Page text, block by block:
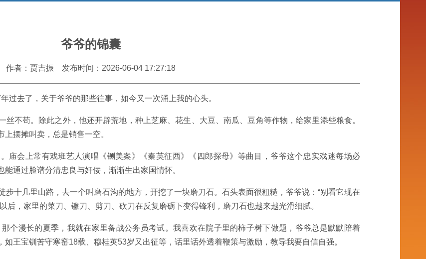
爷爷的锦囊
作者：贾吉振 发布时间：2026-06-04 17:27:18
过去了，关于爷爷的那些往事，如今又一次涌上我的心头。
不苟。除此之外，他还开辟荒地，种上芝麻、花生、大豆、南瓜、豆角等作物，给家里添些粮食。
摆摊叫卖，总是销售一空。
庙会上常有戏班艺人演唱《铡美案》《秦英征西》《四郎探母》等曲目，爷爷这个忠实戏迷每场必
通过脸谱分清忠良与奸佞，渐渐生出家国情怀。
十几里山路，去一个叫磨石沟的地方，开挖了一块磨刀石。石头表面很粗糙，爷爷说：“别看它现在
后，家里的菜刀、镰刀、剪刀、砍刀在反复磨砺下变得锋利，磨刀石也越来越光滑细腻。
个漫长的夏季，我就在家里备战公务员考试。我喜欢在院子里的柿子树下做题，爷爷总是默默陪着
王宝钏苦守寒窑18载、穆桂英53岁又出征等，话里话外透着鞭策与激励，教导我要自信自强。